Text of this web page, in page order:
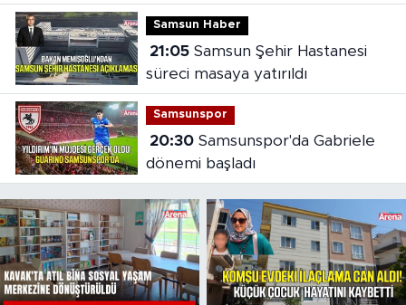
Samsun Haber
21:05Samsun Şehir Hastanesi
süreci masaya yatırıldı
Samsunspor
20:30Samsunspor'da Gabriele
dönemi başladı